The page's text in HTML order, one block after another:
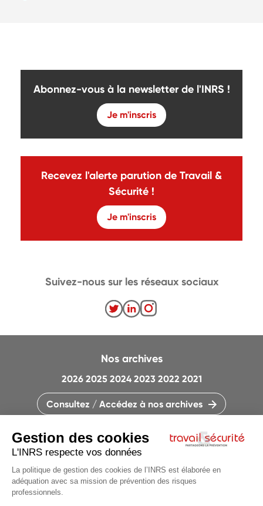
Abonnez-vous à la newsletter de l'INRS !
Je m'inscris
Recevez l'alerte parution de Travail &
Sécurité !
Je m'inscris
CONTACTEZ LA RÉDACTION
QUI SOMMES-NOUS ?
Nos archives
2026 2025 2024 2023 2022 2021
Consultez / Accédez à nos archives
Suivez-nous sur les réseaux sociaux